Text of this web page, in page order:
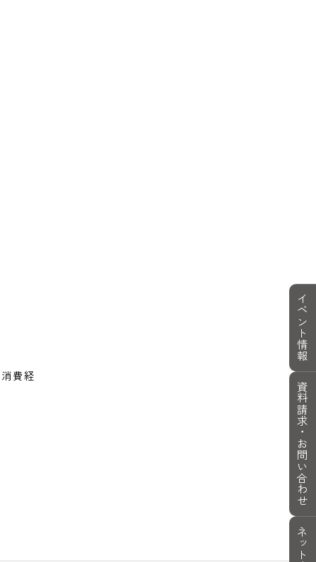
費経
イベント情報
資料請求・
お問い合わせ